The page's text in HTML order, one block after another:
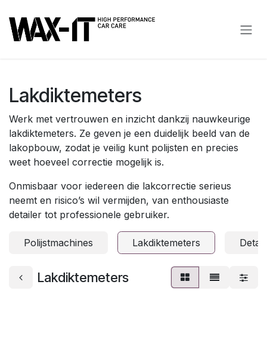
Lakdiktemeters
Werk met vertrouwen en inzicht dankzij nauwkeurige
lakdiktemeters. Ze geven je een duidelijk beeld van de
lakopbouw, zodat je veilig kunt polijsten en precies
weet hoeveel correctie mogelijk is.
Onmisbaar voor iedereen die lakcorrectie serieus
neemt en risico’s wil vermijden, van enthousiaste
detailer tot professionele gebruiker.
Polijstmachines Lakdiktemeters
Lakdiktemeters